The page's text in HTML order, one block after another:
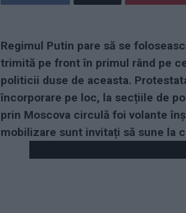
Regimul Putin pare să se
trimită pe front în primul rând pe
politicii duse de aceasta.
încorporare pe loc, la secțiile de
prin Moscova circulă foi volante
mobilizare sunt invitați să sune la